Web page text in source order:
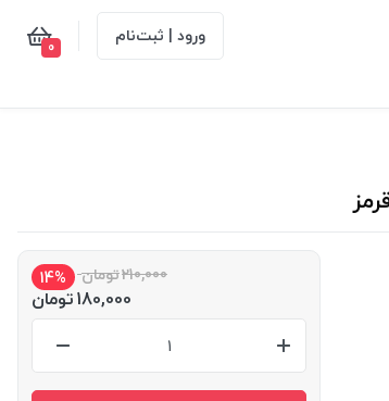
ورود | ثبت‌نام 0
210,000تومان 14%
180,000تومان